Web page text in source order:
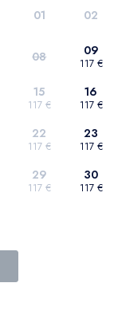
01 02
08 09
117 €
15
117 €
16
117 €
22
117 €
23
117 €
29
117 €
30
117 €